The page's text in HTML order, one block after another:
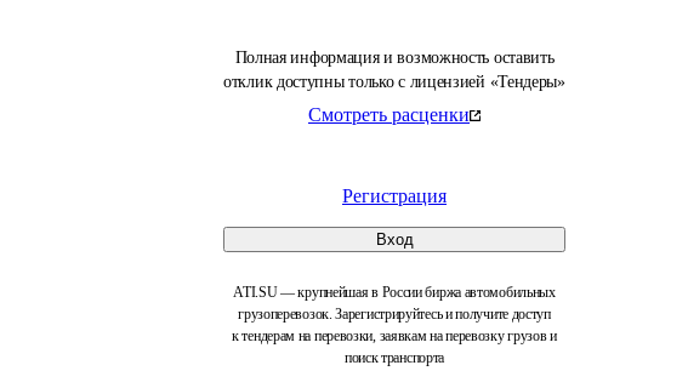
Полная информация и возможность оставить
отклик доступны только с лицензией «Тендеры»
Смотреть расценки
Регистрация
Вход
ATI.SU — крупнейшая в России биржа автомобильных
грузоперевозок. Зарегистрируйтесь и получите доступ
к тендерам на перевозки, заявкам на перевозку грузов и
поиск транспорта